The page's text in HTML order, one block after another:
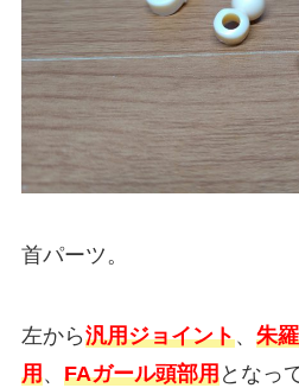
首パーツ。
左から汎用ジョイント、 朱
用、 FAガール頭部用となっ